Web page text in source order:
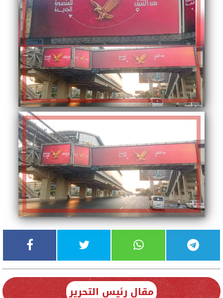
مقال رئيس التحرير